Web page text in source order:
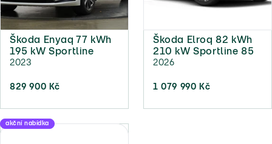
Škoda Enyaq 77 kWh
195 kW Sportline
2023
829 900 Kč
Škoda Elroq 82 kWh
210 kW Sportline 85
2026
1 079 990 Kč
akční nabídka